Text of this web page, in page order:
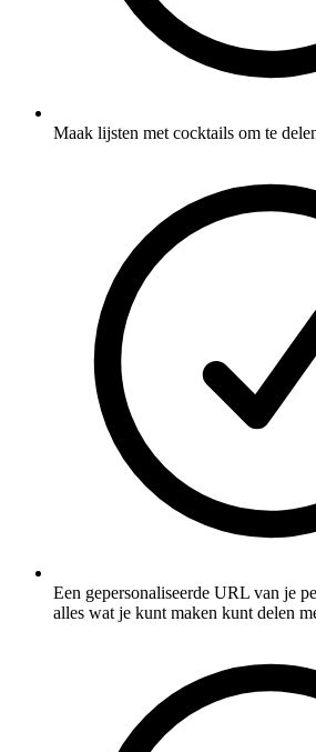
Maak lijsten met cocktails om te
Een gepersonaliseerde URL van je
alles wat je kunt maken kunt delen